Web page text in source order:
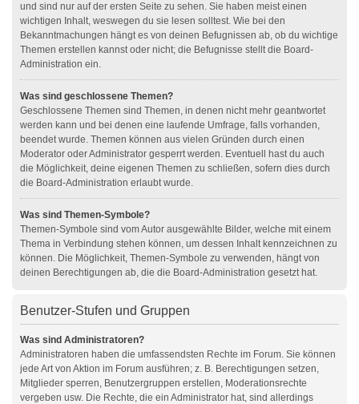
und sind nur auf der ersten Seite zu sehen. Sie haben meist einen
wichtigen Inhalt, weswegen du sie lesen solltest. Wie bei den
Bekanntmachungen hängt es von deinen Befugnissen ab, ob du wichtige
Themen erstellen kannst oder nicht; die Befugnisse stellt die Board-
Administration ein.
Was sind geschlossene Themen?
Geschlossene Themen sind Themen, in denen nicht mehr geantwortet
werden kann und bei denen eine laufende Umfrage, falls vorhanden,
beendet wurde. Themen können aus vielen Gründen durch einen
Moderator oder Administrator gesperrt werden. Eventuell hast du auch
die Möglichkeit, deine eigenen Themen zu schließen, sofern dies durch
die Board-Administration erlaubt wurde.
Was sind Themen-Symbole?
Themen-Symbole sind vom Autor ausgewählte Bilder, welche mit einem
Thema in Verbindung stehen können, um dessen Inhalt kennzeichnen zu
können. Die Möglichkeit, Themen-Symbole zu verwenden, hängt von
deinen Berechtigungen ab, die die Board-Administration gesetzt hat.
Benutzer-Stufen und Gruppen
Was sind Administratoren?
Administratoren haben die umfassendsten Rechte im Forum. Sie können
jede Art von Aktion im Forum ausführen; z. B. Berechtigungen setzen,
Mitglieder sperren, Benutzergruppen erstellen, Moderationsrechte
vergeben usw. Die Rechte, die ein Administrator hat, sind allerdings